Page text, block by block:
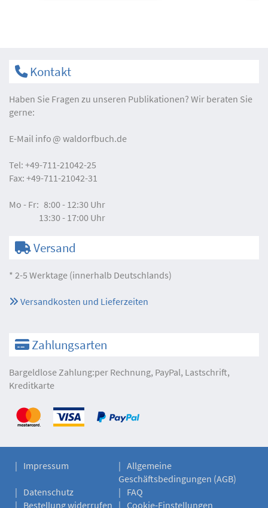
Kontakt
Haben Sie Fragen zu unseren Publikationen? Wir beraten Sie
gerne:
E-Mail info waldorfbuch.de
Tel: +49-711-21042-25
Fax: +49-711-21042-31
Mo - Fr: 8:00 - 12:30 Uhr
13:30 - 17:00 Uhr
Versand
* 2-5 Werktage (innerhalb Deutschlands)
Versandkosten und Lieferzeiten
Zahlungsarten
Bargeldlose Zahlung:per Rechnung, PayPal, Lastschrift,
Kreditkarte
Impressum
Allgemeine
Geschäftsbedingungen (AGB)
Datenschutz
FAQ
Bestellung widerrufen
Cookie-Einstellungen